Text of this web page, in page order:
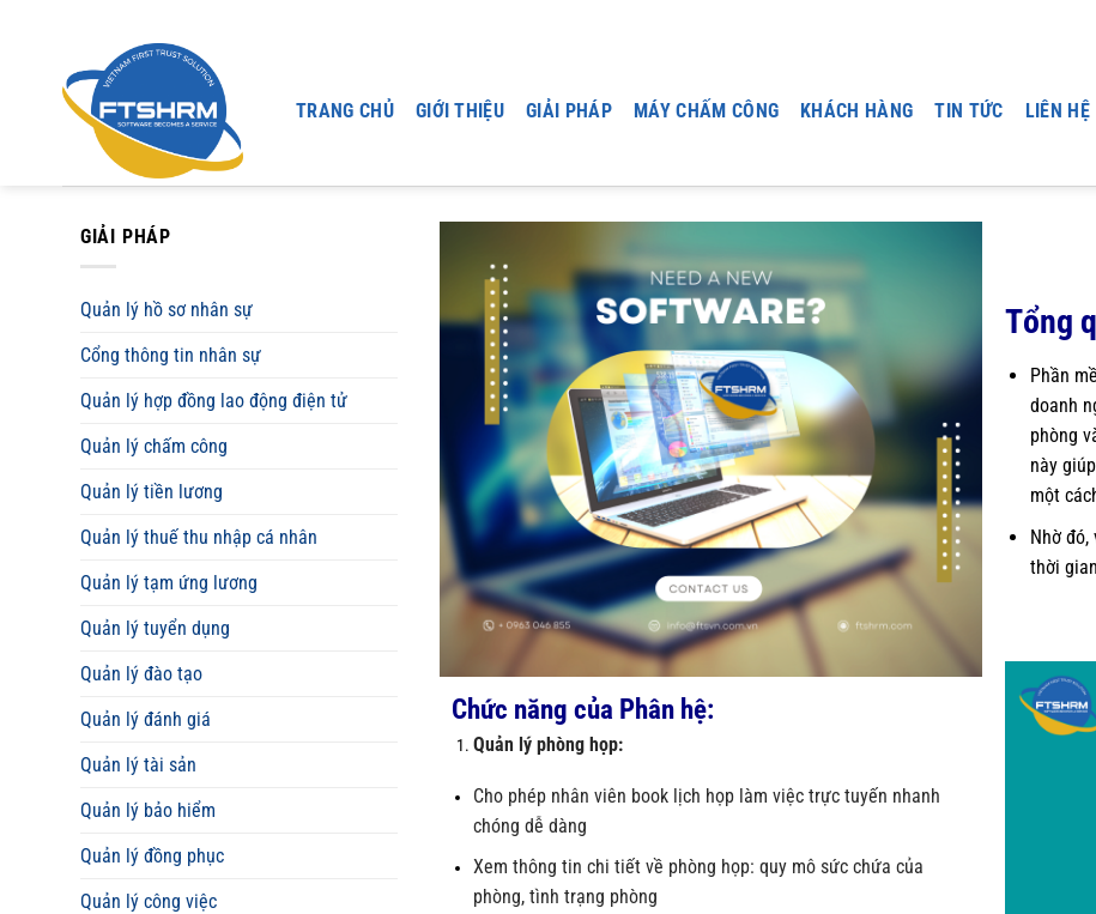
TRANG CHỦ GIỚI THIỆU GIẢI PHÁP MÁY CHẤM CÔNG KHÁCH HÀNG TIN TỨC LIÊN HỆ
GIẢI PHÁP
Quản lý hồ sơ nhân sự
Cổng thông tin nhân sự
Quản lý hợp đồng lao động điện tử
Quản lý chấm công
Quản lý tiền lương
Quản lý thuế thu nhập cá nhân
Quản lý tạm ứng lương
Quản lý tuyển dụng
Quản lý đào tạo
Quản lý đánh giá
Quản lý tài sản
Quản lý bảo hiểm
Quản lý đồng phục
Quản lý công việc
Chức năng của Phân hệ:
Quản lý phòng họp:
Cho phép nhân viên book lịch họp làm việc trực tuyến nhanh
chóng dễ dàng
Xem thông tin chi tiết về phòng họp: quy mô sức chứa của
phòng, tình trạng phòng
Tổng
Phần
doanh
phòng
này
một
Nhờ
thời